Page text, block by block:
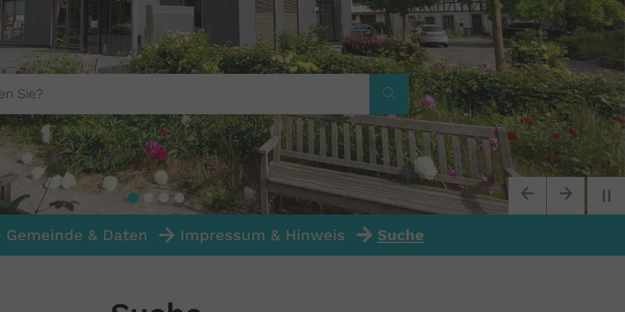
PreviousNext
Gemeinde & Daten Impressum & Hinweis Suche